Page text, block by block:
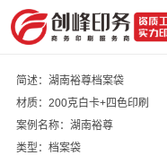
简述：湖南裕尊档案袋
材质：200克白卡+四色印刷
案例名称：湖南裕尊
类型：档案袋